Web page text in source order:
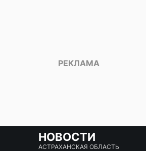
НОВОСТИ
АСТРАХАНСКАЯ ОБЛАСТЬ